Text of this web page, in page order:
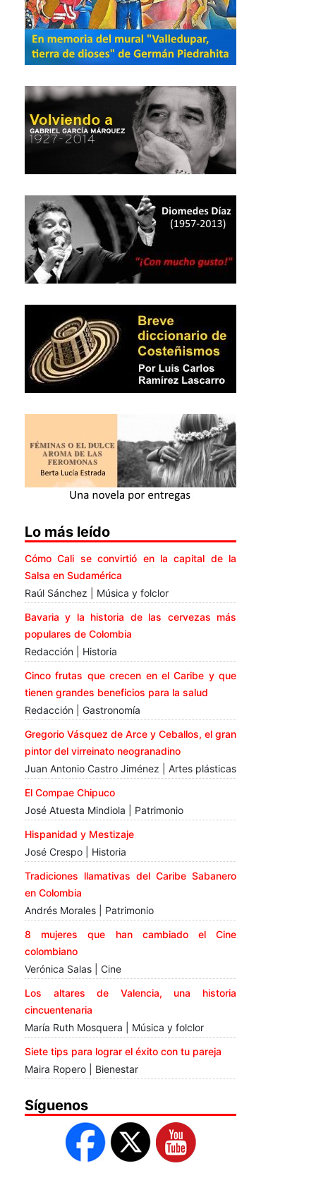
Lo más leído
Cómo Cali se convirtió en la capital de la
Salsa en Sudamérica
Raúl Sánchez | Música y folclor
Bavaria y la historia de las cervezas más
populares de Colombia
Redacción | Historia
Cinco frutas que crecen en el Caribe y que
tienen grandes beneficios para la salud
Redacción | Gastronomía
Gregorio Vásquez de Arce y Ceballos, el gran
pintor del virreinato neogranadino
Juan Antonio Castro Jiménez | Artes plásticas
El Compae Chipuco
José Atuesta Mindiola | Patrimonio
Hispanidad y Mestizaje
José Crespo | Historia
Tradiciones llamativas del Caribe Sabanero
en Colombia
Andrés Morales | Patrimonio
8 mujeres que han cambiado el Cine
colombiano
Verónica Salas | Cine
Los altares de Valencia, una historia
cincuentenaria
María Ruth Mosquera | Música y folclor
Siete tips para lograr el éxito con tu pareja
Maira Ropero | Bienestar
Síguenos